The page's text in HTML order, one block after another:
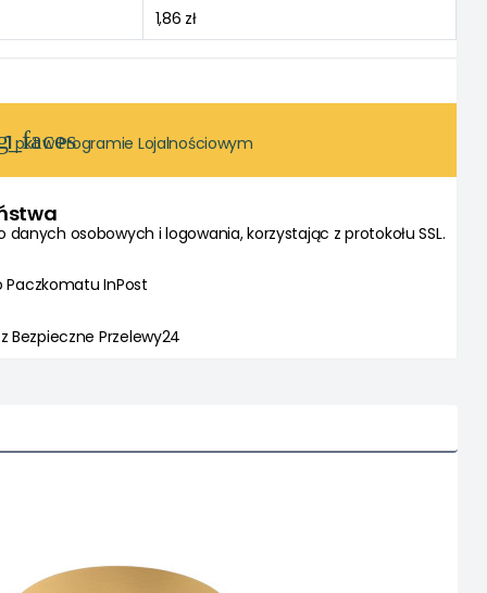
1,86 zł
1pkt w Programie Lojalnościowym
osobowych i logowania, korzystając z protokołu SSL.
Paczkomatu InPost
Bezpieczne Przelewy24